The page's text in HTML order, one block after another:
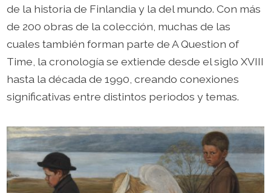
de la historia de Finlandia y la del mundo. Con más
de 200 obras de la colección, muchas de las
cuales también forman parte de A Question of
Time, la cronología se extiende desde el siglo XVIII
hasta la década de 1990, creando conexiones
significativas entre distintos periodos y temas.